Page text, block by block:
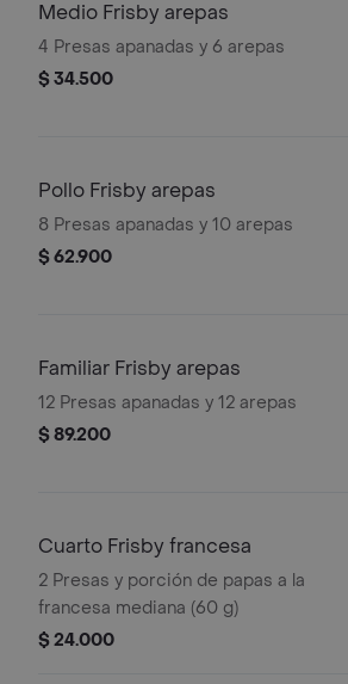
Medio Frisby arepas
4 Presas apanadas y 6 arepas
$ 34.500
Pollo Frisby arepas
8 Presas apanadas y 10 arepas
$ 62.900
Familiar Frisby arepas
12 Presas apanadas y 12 arepas
$ 89.200
Cuarto Frisby francesa
2 Presas y porción de papas a la
francesa mediana (60 g)
$ 24.000